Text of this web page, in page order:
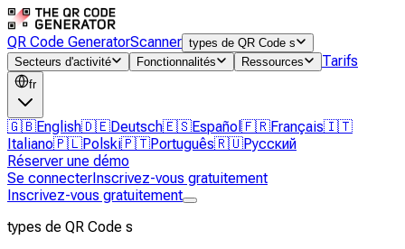
QR Code GeneratorScanner types de QR Code s
Secteurs d'activité
Fonctionnalités Ressources Tarifs
fr
🇬🇧English🇩🇪Deutsch🇪🇸Español 🇫🇷Français🇮🇹
Italiano🇵🇱Polski🇵🇹Português🇷🇺Русский
Réserver une démo
Se connecterInscrivez-vous gratuitement
Inscrivez-vous gratuitement
types de QR Code s